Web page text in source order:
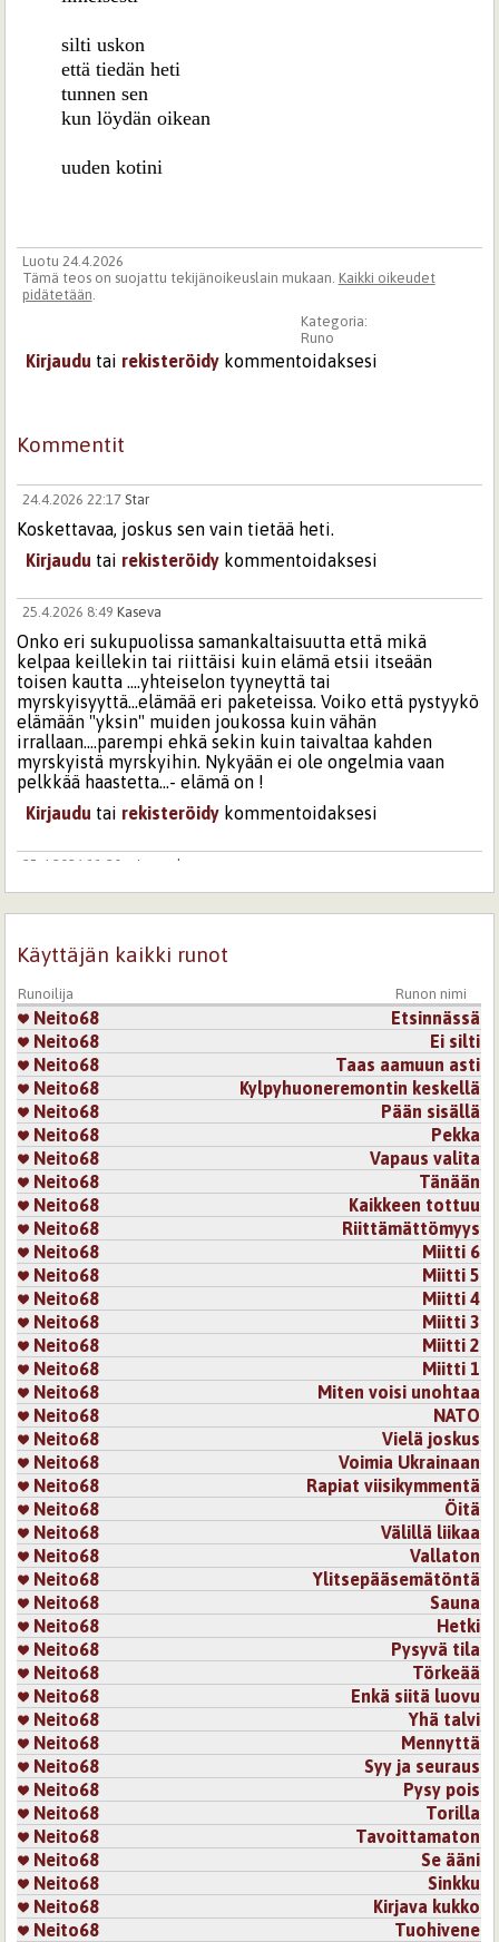
silti uskon
että tiedän heti
tunnen sen
kun löydän oikean
uuden kotini
Luotu 24.4.2026
Tämä teos on suojattu tekijänoikeuslain mukaan. Kaikki oikeudet
pidätetään.
Kategoria:
Runo
Kirjaudu tai rekisteröidy kommentoidaksesi
Kommentit
24.4.2026 22:17 Star
Koskettavaa, joskus sen vain tietää heti.
Kirjaudu tai rekisteröidy kommentoidaksesi
25.4.2026 8:49 Kaseva
Onko eri sukupuolissa samankaltaisuutta että mikä
kelpaa keillekin tai riittäisi kuin elämä etsii itseään
toisen kautta ....yhteiselon tyyneyttä tai
myrskyisyyttä...elämää eri paketeissa. Voiko että pystyykö
elämään "yksin" muiden joukossa kuin vähän
irrallaan....parempi ehkä sekin kuin taivaltaa kahden
myrskyistä myrskyihin. Nykyään ei ole ongelmia vaan
pelkkää haastetta...- elämä on !
Kirjaudu tai rekisteröidy kommentoidaksesi
25.4.2026 11:20 miesvaalea
Nuorena lennetään ei välitetä, jos hengissä selviää oppii
harkitsemaan, selviämään, mutta myös varomaan.
Kirjaudutai rekisteröidy kommentoidaksesi
Käyttäjän kaikki runot
Runoilija Runon nimi
Neito68
Etsinnässä
Neito68
Ei silti
Neito68
Taas aamuun asti
Neito68
Kylpyhuoneremontin keskellä
Neito68
Pään sisällä
Neito68
Pekka
Neito68
Vapaus valita
Neito68
Tänään
Neito68
Kaikkeen tottuu
Neito68
Riittämättömyys
Neito68
Miitti 6
Neito68
Miitti 5
Neito68
Miitti 4
Neito68
Miitti 3
Neito68
Miitti 2
Neito68
Miitti 1
Neito68
Miten voisi unohtaa
Neito68
NATO
Neito68
Vielä joskus
Neito68
Voimia Ukrainaan
Neito68
Rapiat viisikymmentä
Neito68
Öitä
Neito68
Välillä liikaa
Neito68
Vallaton
Neito68
Ylitsepääsemätöntä
Neito68
Sauna
Neito68
Hetki
Neito68
Pysyvä tila
Neito68
Törkeää
Neito68
Enkä siitä luovu
Neito68
Yhä talvi
Neito68
Mennyttä
Neito68
Syy ja seuraus
Neito68
Pysy pois
Neito68
Torilla
Neito68
Tavoittamaton
Neito68
Se ääni
Neito68
Sinkku
Neito68
Kirjava kukko
Neito68
Tuohivene